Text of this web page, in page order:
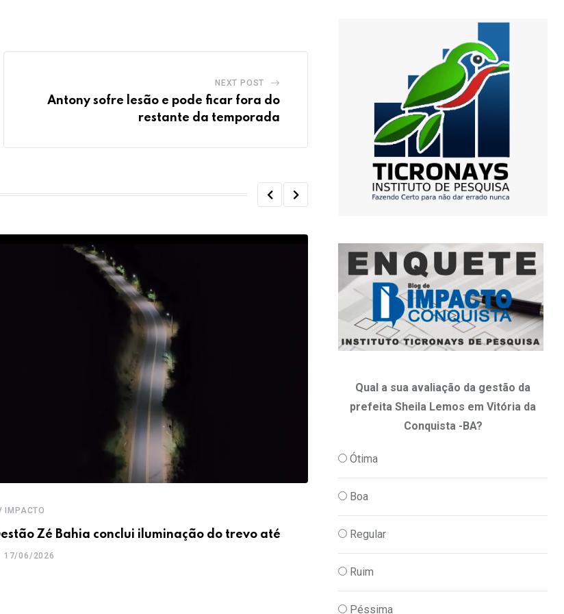
NEXT POST
Antony sofre lesão e pode ficar fora do
restante da temporada
IMPACTO
Zé Bahia conclui iluminação do trevo até
17/06/2026
ACM Neto defende atendimento
10/06/2026
Qual a sua avaliação da gestão da
prefeita Sheila Lemos em Vitória da
Conquista -BA?
Ótima
Boa
Regular
Ruim
Péssima